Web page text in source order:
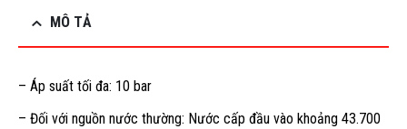
MÔ TẢ
– Áp suất tối đa: 10 bar
– Đối với nguồn nước thường: Nước cấp đầu vào khoảng 43.700